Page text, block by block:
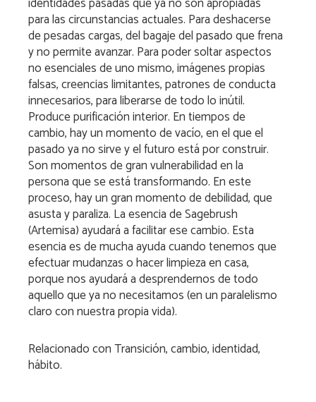
para las circunstancias actuales. Para deshacerse
de pesadas cargas, del bagaje del pasado que frena
y no permite avanzar. Para poder soltar aspectos
no esenciales de uno mismo, imágenes propias
falsas, creencias limitantes, patrones de conducta
innecesarios, para liberarse de todo lo inútil.
Produce purificación interior. En tiempos de
cambio, hay un momento de vacío, en el que el
pasado ya no sirve y el futuro está por construir.
Son momentos de gran vulnerabilidad en la
persona que se está transformando. En este
proceso, hay un gran momento de debilidad, que
asusta y paraliza. La esencia de Sagebrush
(Artemisa) ayudará a facilitar ese cambio. Esta
esencia es de mucha ayuda cuando tenemos que
efectuar mudanzas o hacer limpieza en casa,
porque nos ayudará a desprendernos de todo
aquello que ya no necesitamos (en un paralelismo
claro con nuestra propia vida).
Relacionado conTransición, cambio, identidad,
hábito.